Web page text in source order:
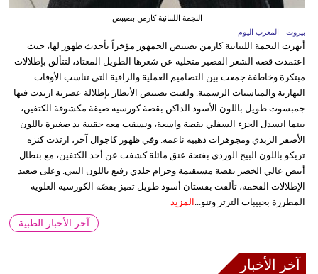
النجمة اللبنانية كارمن بصيبص
بيروت - المغرب اليوم
أبهرت النجمة اللبنانية كارمن بصيبص الجمهور مؤخراً بأحدث ظهور لها، حيث
اعتمدت قصة الشعر القصير متخلية عن شعرها الطويل المعتاد، لتتألق بإطلالات
مبتكرة وخاطفة جمعت بين التصاميم العملية والراقية التي تناسب الأوقات
النهارية والمناسبات الرسمية. ولفتت بصيبص الأنظار بإطلالة عصرية ارتدت فيها
جمبسوت طويل باللون الأسود الداكن بقصة كورسيه ضيقة مكشوفة الكتفين،
بينما انسدل الجزء السفلي بقصة واسعة، ونسقت معه حقيبة يد صغيرة باللون
الأصفر الزبدي ومجوهرات ذهبية ناعمة. وفي ظهور كاجوال آخر، ارتدت كنزة
تريكو باللون البيج الوردي بفتحة عنق مائلة كشفت عن أحد الكتفين، مع بنطال
أبيض عالي الخصر بقصة مستقيمة وحزام جلدي رفيع باللون البني. وعلى صعيد
الإطلالات الفخمة، تألقت بفستان أسود طويل تميز بقصّة الكورسيه العلوية
المطرزة بحبيبات الترتر وتنو... المزيد
آخر الأخبار الطبية
آخر الأخبار